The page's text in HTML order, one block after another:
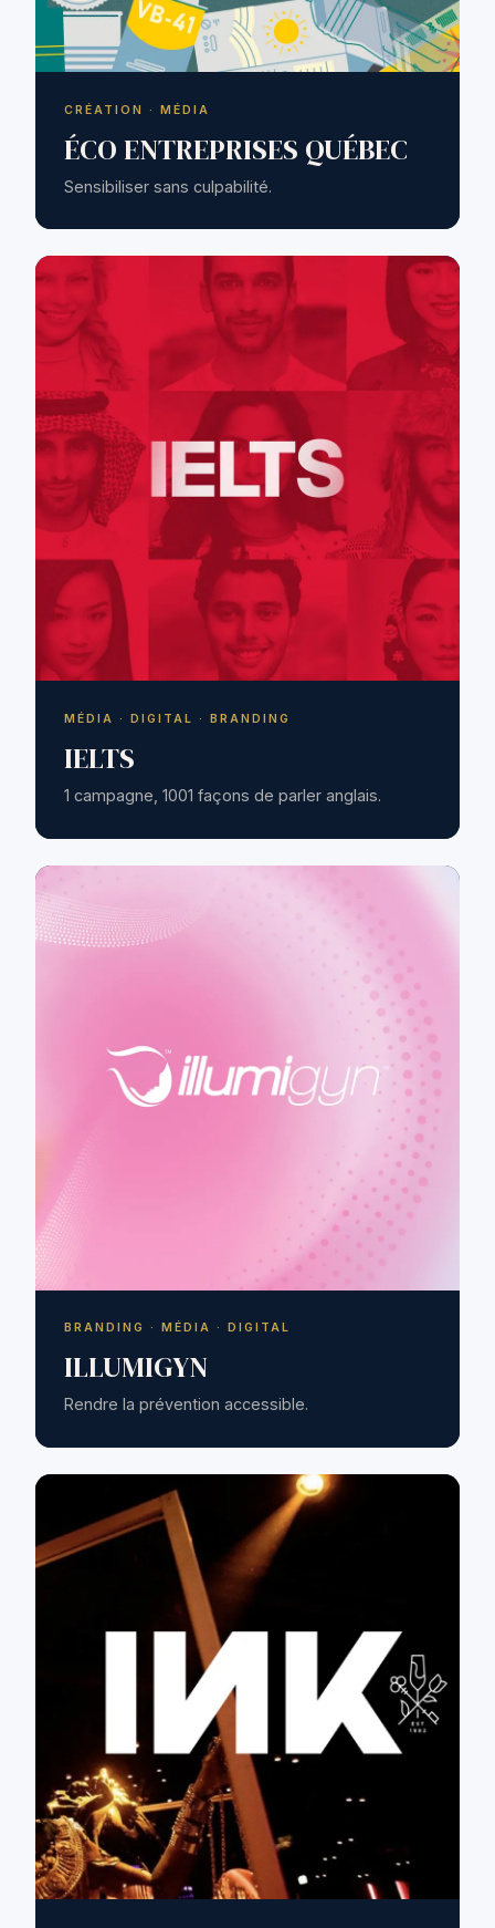
CRÉATION · MÉDIA
ÉCO ENTREPRISES QUÉBEC
Sensibiliser sans culpabilité.
MÉDIA · DIGITAL · BRANDING
IELTS
1 campagne, 1001 façons de parler anglais.
BRANDING · MÉDIA · DIGITAL
ILLUMIGYN
Rendre la prévention accessible.